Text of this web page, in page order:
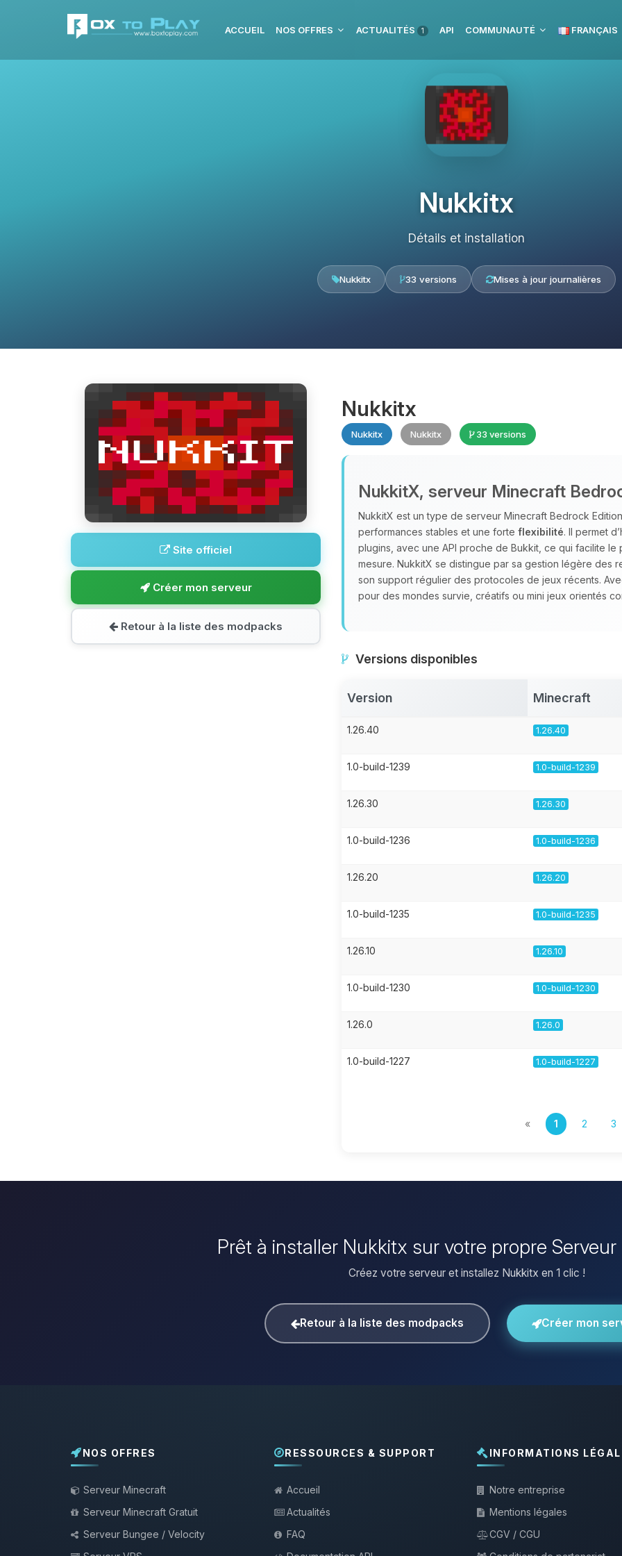
ACCUEIL NOS OFFRES ACTUALITÉS 1 API COMMUNAUTÉ FRANÇAIS
Nukkitx
Détails et installation
Nukkitx 33 versions Mises à jour journalières
Site officiel
Créer mon serveur
Retour à la liste des modpacks
Nukkitx
Nukkitx Nukkitx 33 versions
NukkitX, serveur Minecraft
NukkitX est un type de serveur Minecraft Bedrock
performances stables et une forte flexibilité. Il permet
plugins, avec une API proche de Bukkit, ce qui facilite
mesure. NukkitX se distingue par sa gestion légère des
son support régulier des protocoles de jeux récents.
pour des mondes survie, créatifs ou mini jeux orientés
Versions disponibles
Version Minecraft
1.26.40 1.26.40
1.0-build-1239 1.0-build-1239
1.26.30 1.26.30
1.0-build-1236 1.0-build-1236
1.26.20 1.26.20
1.0-build-1235 1.0-build-1235
1.26.10 1.26.10
1.0-build-1230 1.0-build-1230
1.26.0 1.26.0
1.0-build-1227 1.0-build-1227
« 1 2 3
Prêt à installer Nukkitx sur votre propre
Créez votre serveur et installez Nukkitx en 1 clic !
Retour à la liste des modpacks Créer mon
NOS OFFRES
Serveur Minecraft
Serveur Minecraft Gratuit
Serveur Bungee / Velocity
RESSOURCES & SUPPORT
Accueil
Actualités
FAQ
INFORMATIONS
Notre entreprise
Mentions légales
CGV / CGU